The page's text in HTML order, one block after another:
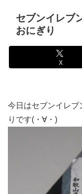
セブンイレブ
おにぎり
X
今日はセブンイレブ
りです(・∀・)